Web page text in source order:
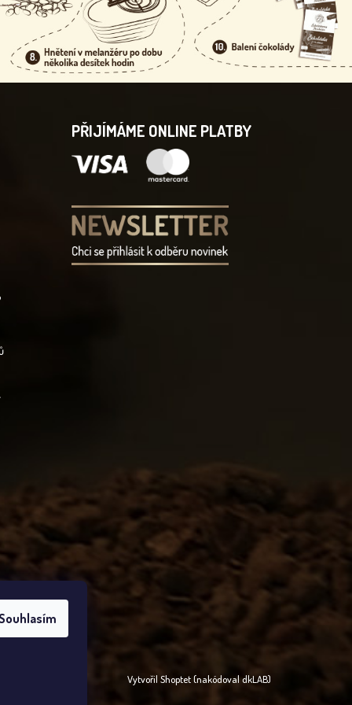
PŘIJÍMÁME ONLINE PLATBY
Vytvořil Shoptet(nakódovaldkLAB)